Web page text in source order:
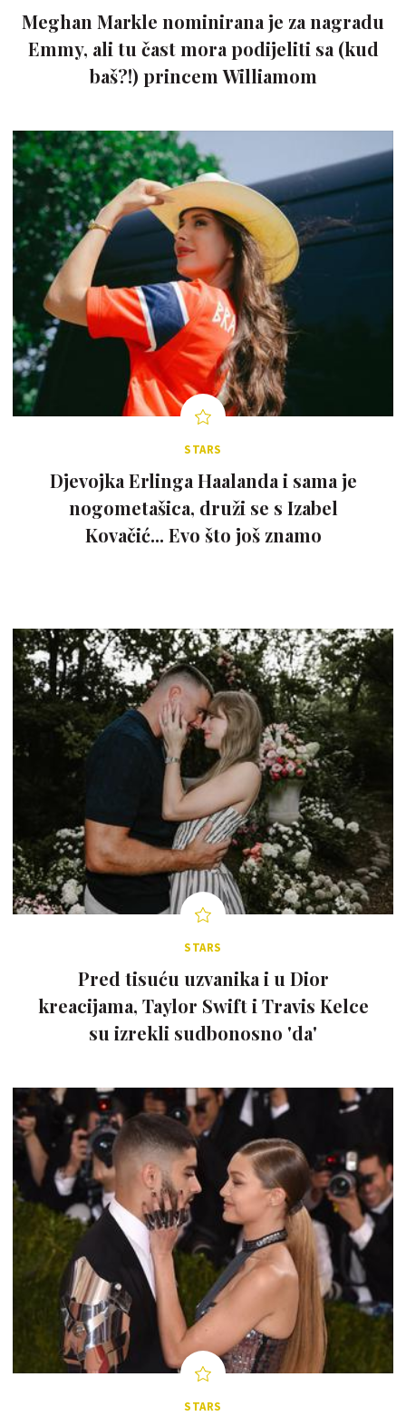
Meghan Markle nominirana je za nagradu
Emmy, ali tu čast mora podijeliti sa (kud
baš?!) princem Williamom
STARS
Djevojka Erlinga Haalanda i sama je
nogometašica, druži se s Izabel
Kovačić... Evo što još znamo
STARS
Pred tisuću uzvanika i u Dior
kreacijama, Taylor Swift i Travis Kelce
su izrekli sudbonosno 'da'
STARS